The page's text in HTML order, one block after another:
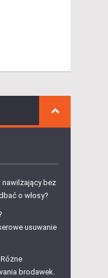
nawilżający bez
o włosy?
usuwanie
brodawek.